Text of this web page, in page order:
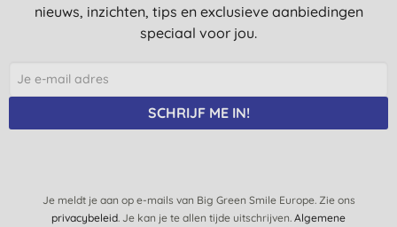
Hoe slim dat de kop vervangen kan worden!
M., Amsterdam
Prima kop voor de afwasborstel.
F., Arnhem
nieuws, inzichten, tips en exclusieve aanbiedingen
speciaal voor jou.
SCHRIJF ME IN!
Je meldt je aan op e-mails van Big Green Smile Europe. Zie ons
privacybeleid. Je kan je te allen tijde uitschrijven. Algemene